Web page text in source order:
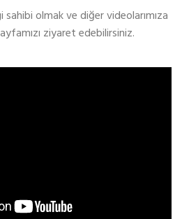
sahibi olmak ve diğer videolarımıza
ziyaret edebilirsiniz.